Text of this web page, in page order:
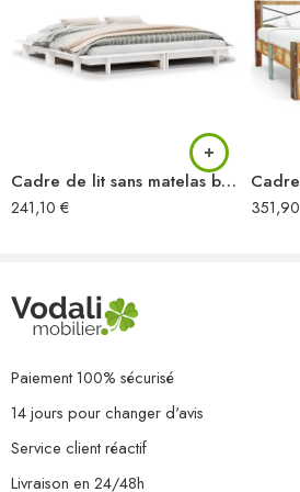
Cadre de lit sans matelas blanc 160×200 cm bois de pin massif
241,10 € 351,90
Paiement 100% sécurisé
14 jours pour changer d'avis
Service client réactif
Livraison en 24/48h